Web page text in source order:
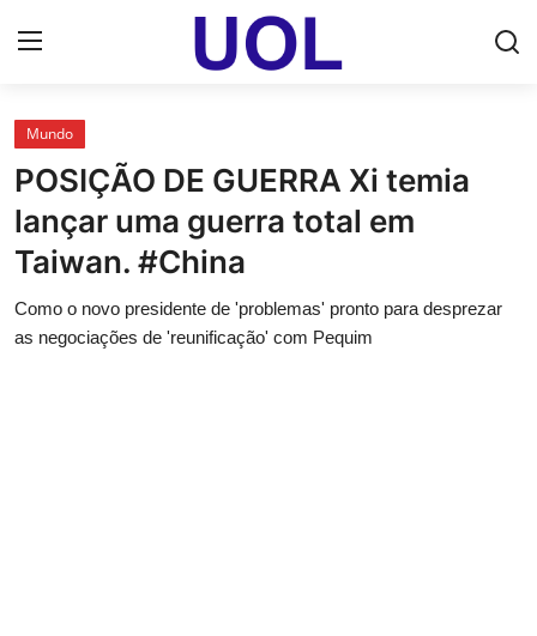
Home
UOL Email Entrar
UOL ADS
Mundo
POSIÇÃO DE GUERRA Xi temia
lançar uma guerra total em
Taiwan. #China
Como o novo presidente de 'problemas' pronto para desprezar
as negociações de 'reunificação' com Pequim